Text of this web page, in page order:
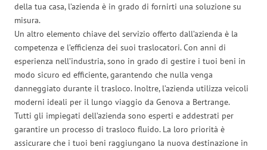
della tua casa, l’azienda è in grado di fornirti una soluzione su
misura.
Un altro elemento chiave del servizio offerto dall’azienda è la
competenza e l’efficienza dei suoi traslocatori. Con anni di
esperienza nell’industria, sono in grado di gestire i tuoi beni in
modo sicuro ed efficiente, garantendo che nulla venga
danneggiato durante il trasloco. Inoltre, l’azienda utilizza veicoli
moderni ideali per il lungo viaggio da Genova a Bertrange.
Tutti gli impiegati dell’azienda sono esperti e addestrati per
garantire un processo di trasloco fluido. La loro priorità è
assicurare che i tuoi beni raggiungano la nuova destinazione in